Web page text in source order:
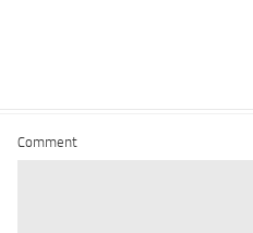
Comment